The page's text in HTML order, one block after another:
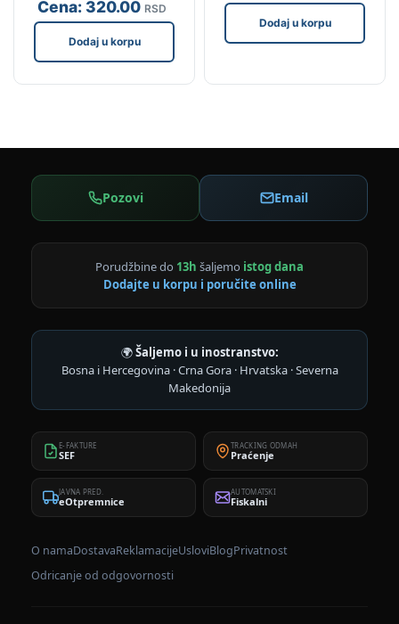
Cena:320.00 RSD
Dodaj u korpu
Dodaj u korpu
Pozovi Email
Porudžbine do 13h šaljemo istog dana
Dodajte u korpu i poručite online
🌍Šaljemo i u inostranstvo:
Bosna i Hercegovina · Crna Gora · Hrvatska · Severna
Makedonija
E-FAKTURE
SEF
TRACKING ODMAH
Praćenje
JAVNA PRED.
eOtpremnice
AUTOMATSKI
Fiskalni
O namaDostavaReklamacijeUsloviBlogPrivatnost
Odricanje od odgovornosti